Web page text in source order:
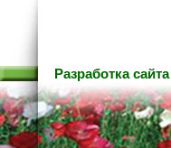
Разработка сайта